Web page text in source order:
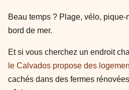
Beau temps ? Plage, vélo,
bord de mer.
Et si vous cherchez un endroit
le Calvados propose des
cachés dans des fermes